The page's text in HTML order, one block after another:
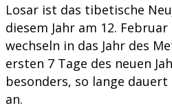
Losar ist das tibetische
diesem Jahr am 12.
wechseln in das Jahr des
ersten 7 Tage des neuen
besonders, so lange
an.